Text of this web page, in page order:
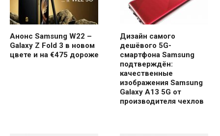
Анонс Samsung W22 –
Galaxy Z Fold 3 в новом
цвете и на €475 дороже
Дизайн самого
дешёвого 5G-
смартфона Samsung
подтверждён:
качественные
изображения Samsung
Galaxy A13 5G от
производителя чехлов